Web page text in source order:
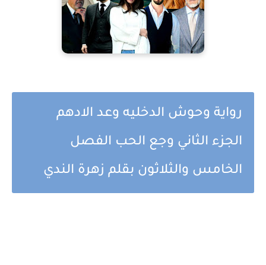
رواية وحوش الدخليه وعد الادهم
الجزء الثاني وجع الحب الفصل
الخامس والثلاثون بقلم زهرة الندي